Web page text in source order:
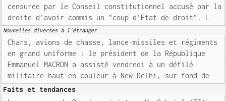
censurée par le Conseil constitutionnel accusé par la
droite d'avoir commis un "coup d'Etat de droit". L
Nouvelles diverses à l'étranger
Chars, avions de chasse, lance-missiles et régiments
en grand uniforme : le président de la République
Emmanuel MACRON a assisté vendredi à un défilé
militaire haut en couleur à New Delhi, sur fond de
Faits et tendances